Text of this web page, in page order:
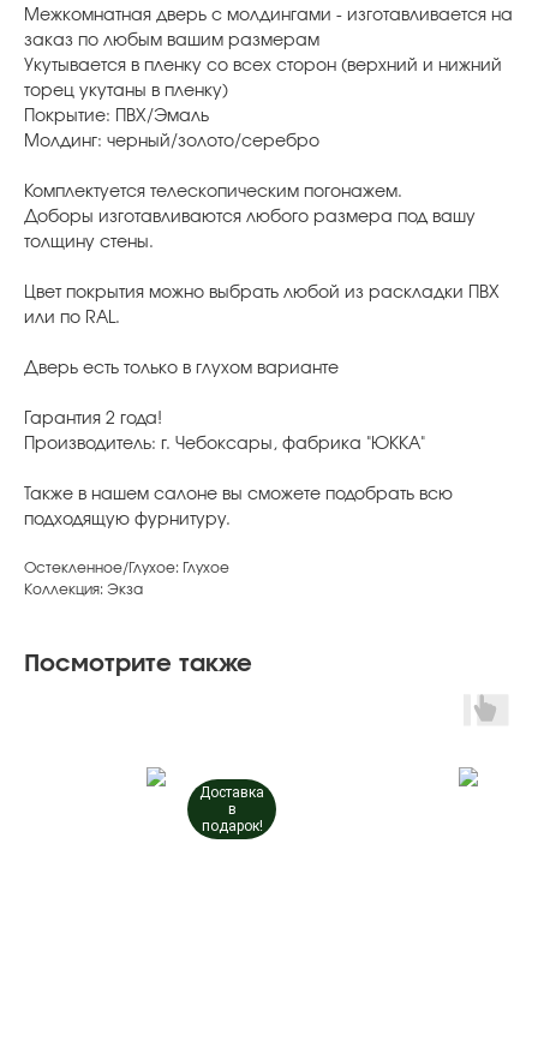
Межкомнатная дверь с молдингами - изготавливается на
заказ по любым вашим размерам
Укутывается в пленку со всех сторон (верхний и нижний
торец укутаны в пленку)
Покрытие: ПВХ/Эмаль
Молдинг: черный/золото/серебро
Комплектуется телескопическим погонажем.
Доборы изготавливаются любого размера под вашу
толщину стены.
Цвет покрытия можно выбрать любой из раскладки ПВХ
или по RAL.
Дверь есть только в глухом варианте
Гарантия 2 года!
Производитель: г. Чебоксары, фабрика "ЮККА"
Также в нашем салоне вы сможете подобрать всю
подходящую фурнитуру.
Остекленное/Глухое: Глухое
Коллекция: Экза
Посмотрите также
Доставка
в
подарок!